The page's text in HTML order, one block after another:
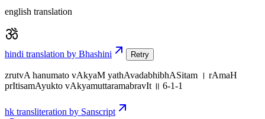
english translation
hindi translation by Bhashini Retry
zrutvA hanumato vAkyaM yathAvadabhibhASitam । rAmaH
prItisamAyukto vAkyamuttaramabravIt ॥ 6-1-1
hk transliteration by Sanscript